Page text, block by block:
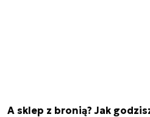
A sklep z bronią? Jak